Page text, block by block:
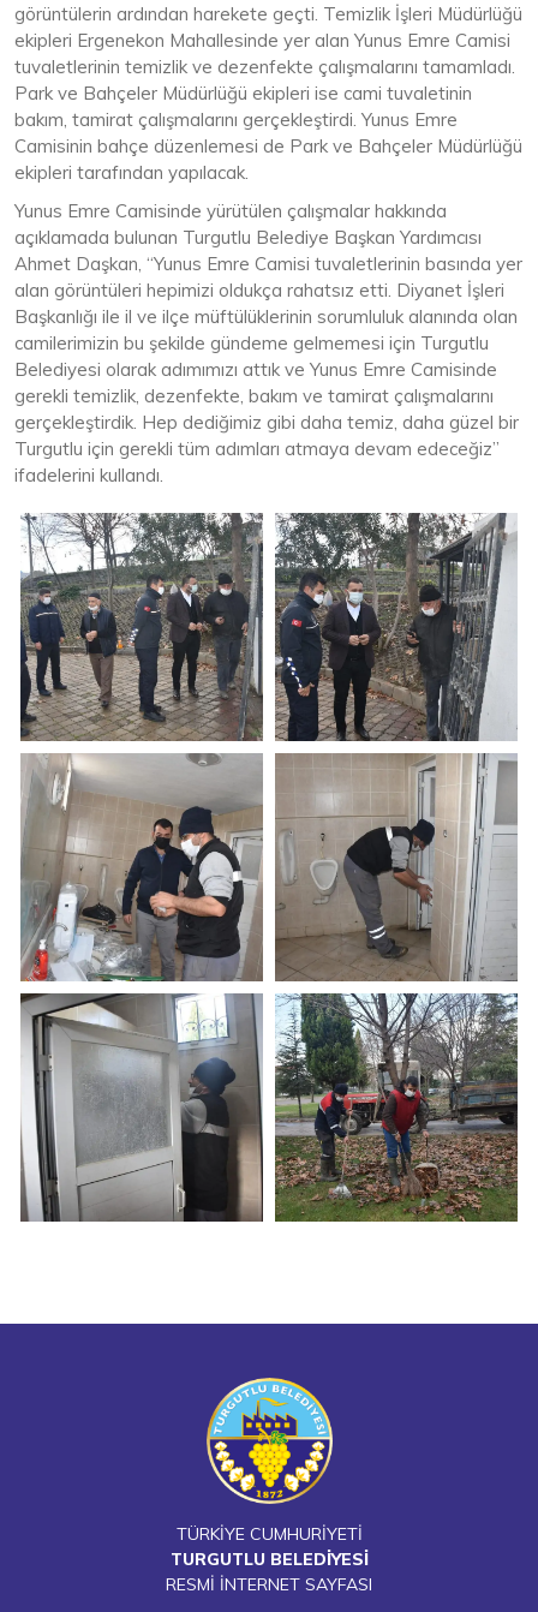
görüntülerin ardından harekete geçti. Temizlik İşleri Müdürlüğü
ekipleri Ergenekon Mahallesinde yer alan Yunus Emre Camisi
tuvaletlerinin temizlik ve dezenfekte çalışmalarını tamamladı.
Park ve Bahçeler Müdürlüğü ekipleri ise cami tuvaletinin
bakım, tamirat çalışmalarını gerçekleştirdi. Yunus Emre
Camisinin bahçe düzenlemesi de Park ve Bahçeler Müdürlüğü
ekipleri tarafından yapılacak.
Yunus Emre Camisinde yürütülen çalışmalar hakkında
açıklamada bulunan Turgutlu Belediye Başkan Yardımcısı
Ahmet Daşkan, “Yunus Emre Camisi tuvaletlerinin basında yer
alan görüntüleri hepimizi oldukça rahatsız etti. Diyanet İşleri
Başkanlığı ile il ve ilçe müftülüklerinin sorumluluk alanında olan
camilerimizin bu şekilde gündeme gelmemesi için Turgutlu
Belediyesi olarak adımımızı attık ve Yunus Emre Camisinde
gerekli temizlik, dezenfekte, bakım ve tamirat çalışmalarını
gerçekleştirdik. Hep dediğimiz gibi daha temiz, daha güzel bir
Turgutlu için gerekli tüm adımları atmaya devam edeceğiz”
ifadelerini kullandı.
TÜRKİYE CUMHURİYETİ
TURGUTLU BELEDİYESİ
RESMİ İNTERNET SAYFASI